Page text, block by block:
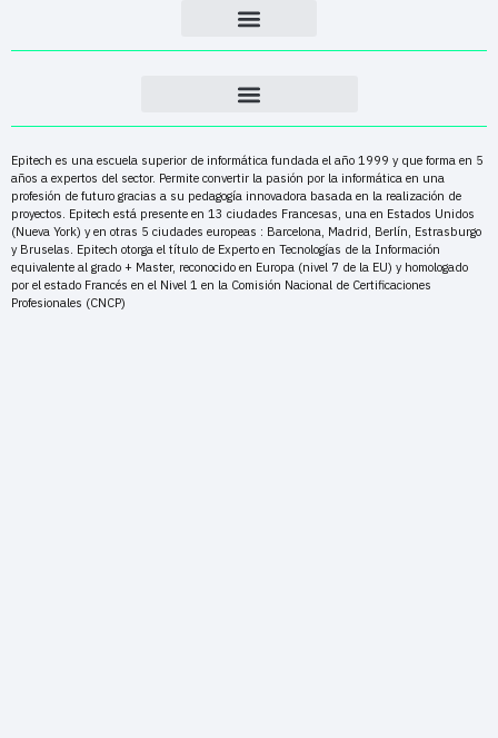
Epitech es una escuela superior de informática fundada el año 1999 y que forma en 5
años a expertos del sector. Permite convertir la pasión por la informática en una
profesión de futuro gracias a su pedagogía innovadora basada en la realización de
proyectos. Epitech está presente en 13 ciudades Francesas, una en Estados Unidos
(Nueva York) y en otras 5 ciudades europeas : Barcelona, Madrid, Berlín, Estrasburgo
y Bruselas. Epitech otorga el título de Experto en Tecnologías de la Información
equivalente al grado + Master, reconocido en Europa (nivel 7 de la EU) y homologado
por el estado Francés en el Nivel 1 en la Comisión Nacional de Certificaciones
Profesionales (CNCP)